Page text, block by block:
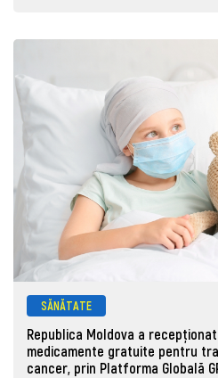
SĂNĂTATE
Republica Moldova a
medicamente gratuite pentru
cancer, prin Platforma Globală